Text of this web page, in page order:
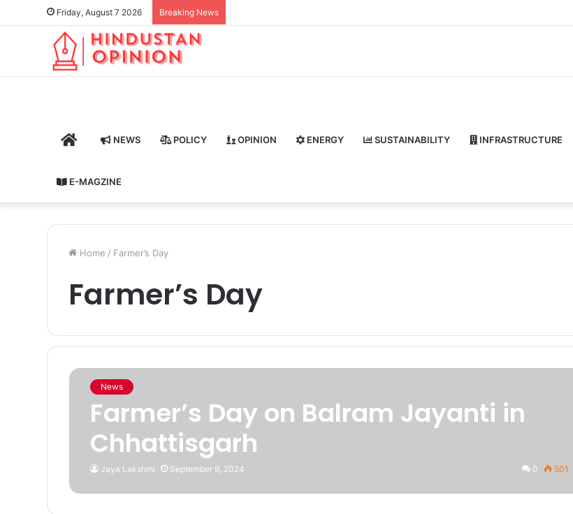
Friday, August 7 2026 Breaking News
HOME NEWS POLICY OPINION ENERGY SUSTAINABILITY INFRASTRUCTURE
E-MAGZINE
Home / Farmer’s Day
Farmer’s Day
News
Farmer’s Day on Balram Jayanti in
Chhattisgarh
Jaya Lakshmi September 9, 2024 0 501